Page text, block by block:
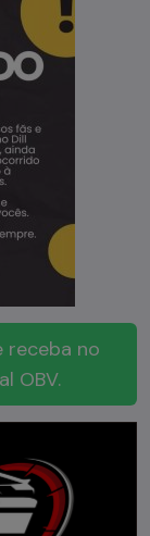
receba no
OBV.